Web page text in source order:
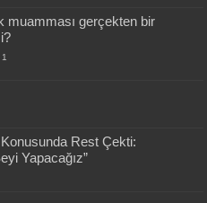
muamması gerçekten bir
1
Rest Çekti:
Yapacağız”